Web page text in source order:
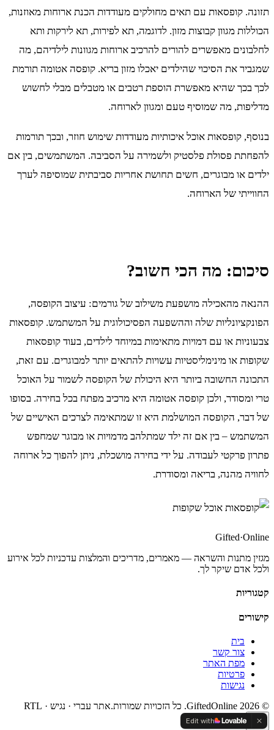
תזונה. קופסאות עם תאים מחולקים מעודדות הכנת ארוחות מאוזנות,
הכוללות מגוון קבוצות מזון. לדוגמה, תא לפירות, תא לירקות ותא
לחלבונים מאפשרים להורים להרכיב ארוחות מגוונות לילדיהם, מה
שמגביר את הסיכוי שהילדים יאכלו מזון בריא. קופסה אטומה תורמת
לכך בכך שהיא מאפשרת הוספת רטבים או מטבלים מבלי לחשוש
מדליפות, מה שמוסיף טעם ומגוון לארוחה.
בנוסף, קופסאות אוכל איכותיות מעודדות שימוש חוזר, ובכך תורמות
להפחתת פסולת פלסטיק ולשמירה על הסביבה. המשתמשים, בין אם
ילדים או מבוגרים, חשים תחושת אחריות סביבתית שמוסיפה לערך
החווייתי של הארוחה.
סיכום: מה הכי חשוב?
ההנאה מהאכילה מושפעת משילוב של גורמים: עיצוב הקופסה,
הפונקציונליות שלה וההשפעה הפסיכולוגית על המשתמש. קופסאות
צבעוניות או עם דמויות מתאימות במיוחד לילדים, בעוד קופסאות
שקופות או מינימליסטיות עשויות להתאים יותר למבוגרים. עם זאת,
התכונה החשובה ביותר היא היכולת של הקופסה לשמור על האוכל
טרי ומסודר, ולכן קופסה אטומה היא מרכיב מפתח בכל בחירה. בסופו
של דבר, הקופסה המושלמת היא זו שמתאימה לצרכים האישיים של
המשתמש – בין אם זה ילד שמתלהב מדמויות או מבוגר שמחפש
פתרון פרקטי לעבודה. על ידי בחירה מושכלת, ניתן להפוך כל ארוחה
לחוויה מהנה, בריאה ומסודרת.
Gifted·Online
מגזין מתנות והשראה — מאמרים, מדריכים והמלצות עדכניות לכל אירוע
ולכל אדם שיקר לך.
קטגוריות
קישורים
בית
צור קשר
מפת האתר
פרטיות
נגישות
©
2026 אתר עברי · נגיש · RTL
Edit with